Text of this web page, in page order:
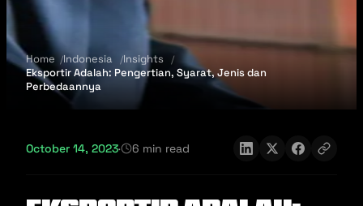
Home Indonesia
Insights
Eksportir Adalah: Pengertian, Syarat, Jenis dan
Perbedaannya
October 14, 2023· 6 min read